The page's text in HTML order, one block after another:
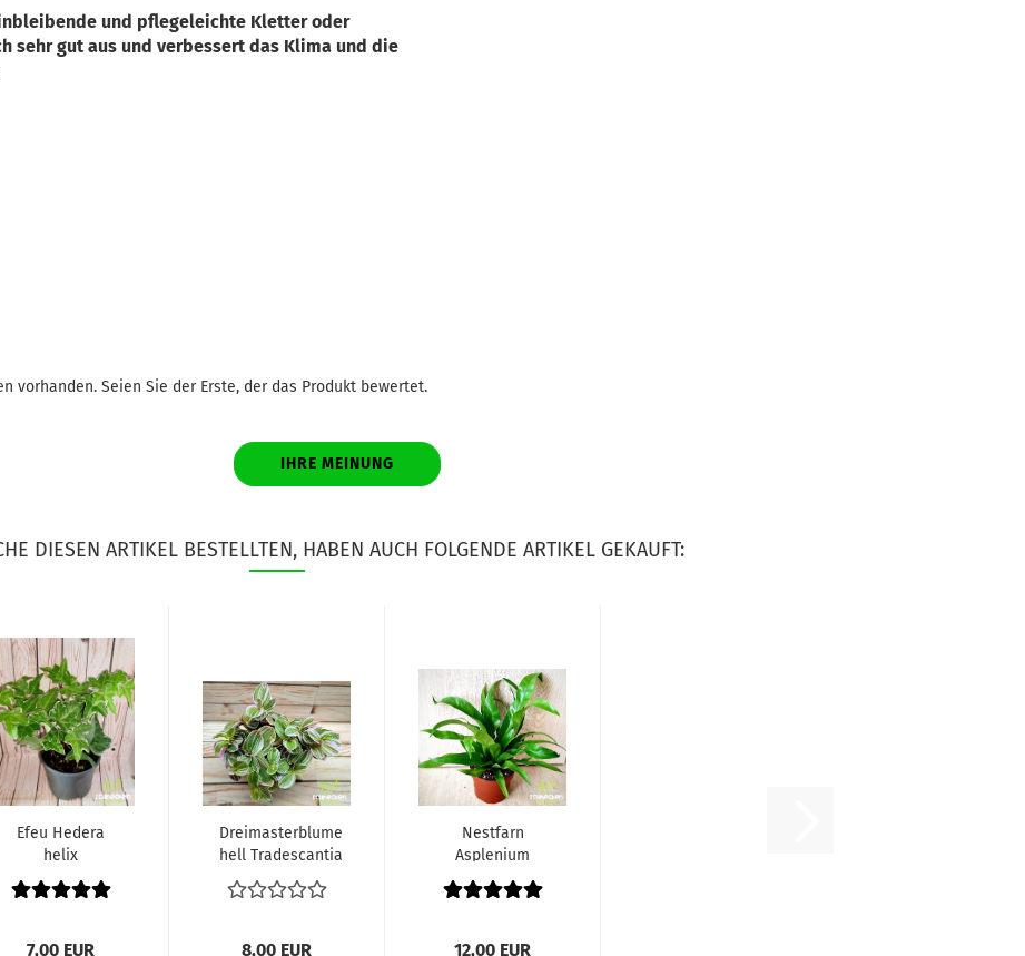
und pflegeleichte Kletter oder
sehr gut aus und verbessert das Klima und die
vorhanden. Seien Sie der Erste, der das Produkt bewertet.
IHRE MEINUNG
DIESEN ARTIKEL BESTELLTEN, HABEN AUCH FOLGENDE ARTIKEL GEKAUFT:
Efeu Hedera
helix
7,00 EUR
Dreimasterblume
hell Tradescantia
8,00 EUR
Nestfarn
Asplenium
nidus Crispy
Wave
12,00 EUR